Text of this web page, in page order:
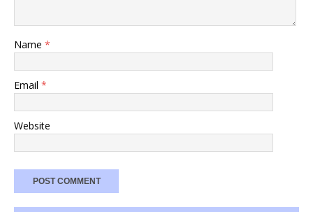
Name *
Email *
Website